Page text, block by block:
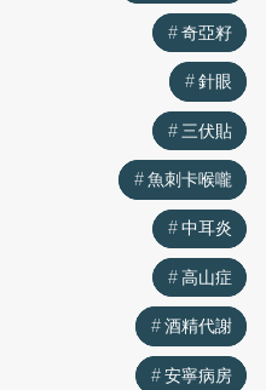
奇亞籽
針眼
三伏貼
魚刺卡喉嚨
中耳炎
高山症
酒精代謝
安寧病房
奇亞籽
針眼
三伏貼
魚刺卡喉嚨
中耳炎
高山症
酒精代謝
安寧病房